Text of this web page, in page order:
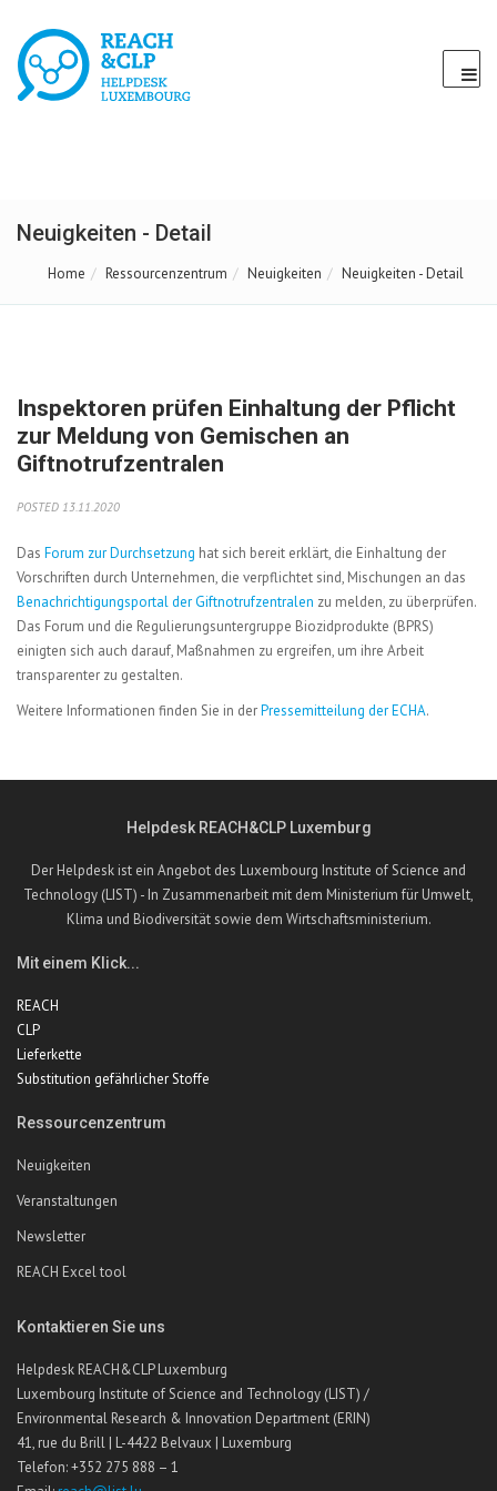
Neuigkeiten - Detail
Home Ressourcenzentrum Neuigkeiten Neuigkeiten - Detail
Inspektoren prüfen Einhaltung der Pflicht
zur Meldung von Gemischen an
Giftnotrufzentralen
POSTED 13.11.2020
Das Forum zur Durchsetzung hat sich bereit erklärt, die Einhaltung der
Vorschriften durch Unternehmen, die verpflichtet sind, Mischungen an das
Benachrichtigungsportal der Giftnotrufzentralen zu melden, zu überprüfen.
Das Forum und die Regulierungsuntergruppe Biozidprodukte (BPRS)
einigten sich auch darauf, Maßnahmen zu ergreifen, um ihre Arbeit
transparenter zu gestalten.
Weitere Informationen finden Sie in derPressemitteilung der ECHA.
Helpdesk REACH&CLP Luxemburg
Der Helpdesk ist ein Angebot des Luxembourg Institute of Science and
Technology (LIST) - In Zusammenarbeit mit dem Ministerium für Umwelt,
Klima und Biodiversität sowie dem Wirtschaftsministerium.
Mit einem Klick...
REACH
CLP
Lieferkette
Substitution gefährlicher Stoffe
Ressourcenzentrum
Neuigkeiten
Veranstaltungen
Newsletter
REACH Excel tool
Kontaktieren Sie uns
Helpdesk REACH&CLP Luxemburg
Luxembourg Institute of Science and Technology (LIST) /
Environmental Research & Innovation Department (ERIN)
41, rue du Brill | L-4422 Belvaux | Luxemburg
Telefon: +352 275 888 – 1